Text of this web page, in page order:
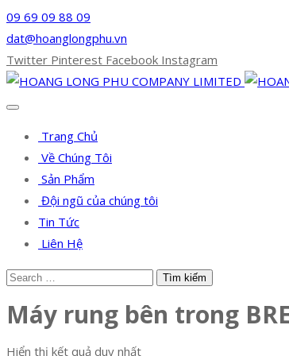
09 69 09 88 09
dat@hoanglongphu.vn
Twitter Pinterest Facebook Instagram
Trang Chủ
Về Chúng Tôi
Sản Phẩm
Đội ngũ của chúng tôi
Tin Tức
Liên Hệ
Máy rung bên trong
Hiển thị kết quả duy nhất